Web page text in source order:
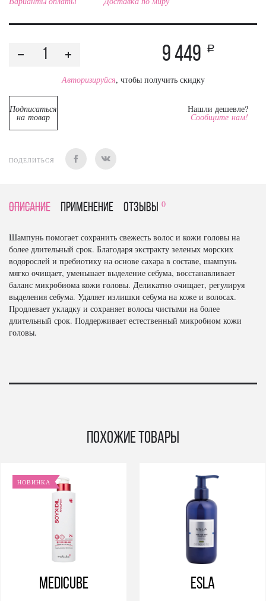
9 449 a
Авторизируйся, чтобы получить скидку
Подписаться
на товар
Нашли дешевле?
Сообщите нам!
ПОДЕЛИТЬСЯ
Описание Применение отзывы 0
Шампунь помогает сохранить свежесть волос и кожи головы на
более длительный срок. Благодаря экстракту зеленых морских
водорослей и пребиотику на основе сахара в составе, шампунь
мягко очищает, уменьшает выделение себума, восстанавливает
баланс микробиома кожи головы. Деликатно очищает, регулируя
выделения себума. Удаляет излишки себума на коже и волосах.
Продлевает укладку и сохраняет волосы чистыми на более
длительный срок. Поддерживает естественный микробиом кожи
головы.
Похожие товары
НОВИНКА
Medicube ESLA